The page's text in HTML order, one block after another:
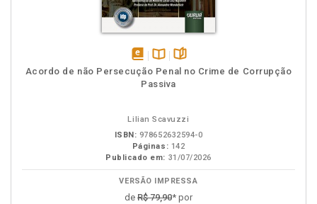
disponível
em
Disponível
na
páginas
Acordo de não Persecução Penal no Crime de Corrupção
Passiva
Lilian Scavuzzi
ISBN: 978652632594-0
Páginas: 142
Publicado em: 31/07/2026
VERSÃO IMPRESSA
de R$ 79,90* por